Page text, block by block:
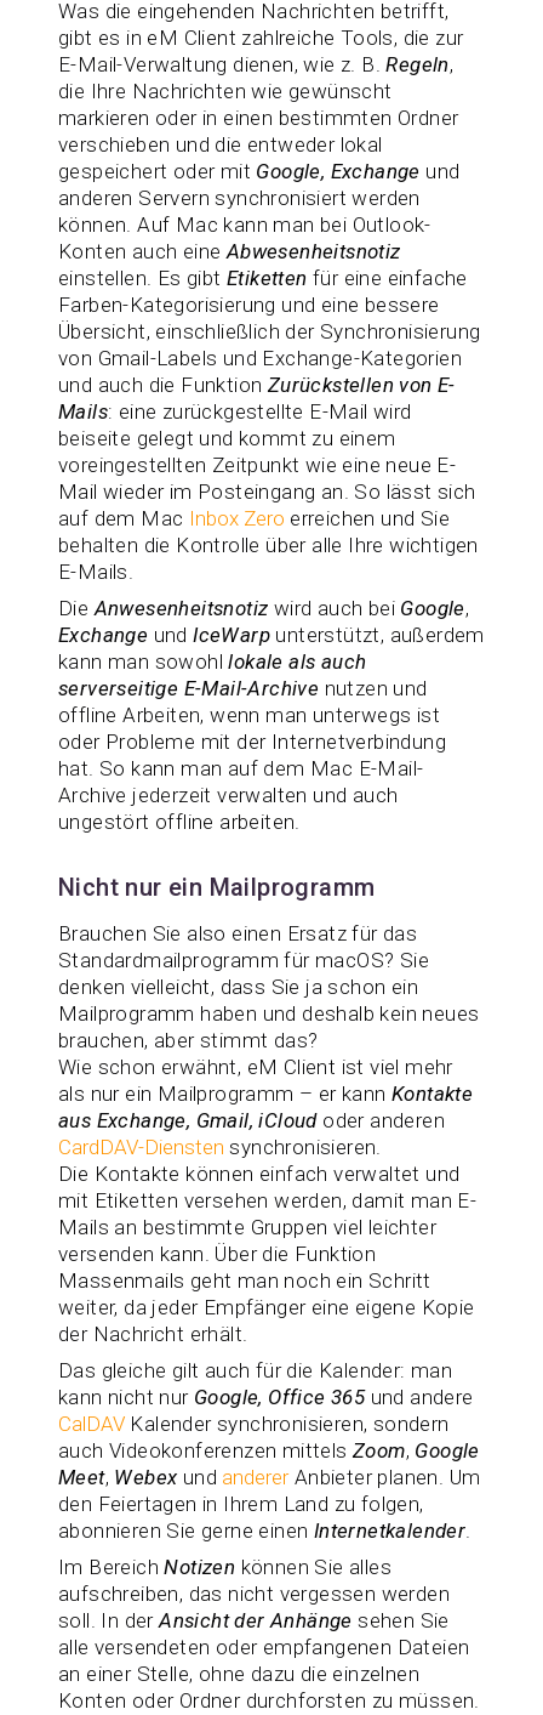
Was die eingehenden Nachrichten betrifft,
gibt es in eM Client zahlreiche Tools, die zur
E-Mail-Verwaltung dienen, wie z. B.Regeln,
die Ihre Nachrichten wie gewünscht
markieren oder in einen bestimmten Ordner
verschieben und die entweder lokal
gespeichert oder mit Google, Exchange und
anderen Servern synchronisiert werden
können. Auf Mac kann man bei Outlook-
Konten auch eineAbwesenheitsnotiz
einstellen. Es gibt Etiketten für eine einfache
Farben-Kategorisierung und eine bessere
Übersicht, einschließlich der Synchronisierung
von Gmail-Labels und Exchange-Kategorien
und auch die Funktion Zurückstellen von E-
Mails: eine zurückgestellte E-Mail wird
beiseite gelegt und kommt zu einem
voreingestellten Zeitpunkt wie eine neue E-
Mail wieder im Posteingang an. So lässt sich
auf dem Mac Inbox Zero erreichen und Sie
behalten die Kontrolle über alle Ihre wichtigen
E-Mails.
DieAnwesenheitsnotiz wird auch bei Google,
Exchange undIceWarp unterstützt, außerdem
kann man sowohllokale als auch
serverseitige E-Mail-Archive nutzen und
offline Arbeiten, wenn man unterwegs ist
oder Probleme mit der Internetverbindung
hat. So kann man auf dem Mac E-Mail-
Archive jederzeit verwalten und auch
ungestört offline arbeiten.
Nicht nur ein Mailprogramm
Brauchen Sie also einen Ersatz für das
Standardmailprogramm für macOS? Sie
denken vielleicht, dass Sie ja schon ein
Mailprogramm haben und deshalb kein neues
brauchen, aber stimmt das?
Wie schon erwähnt, eM Client ist viel mehr
als nur ein Mailprogramm – er kann Kontakte
aus Exchange, Gmail, iCloudoder anderen
CardDAV-Diensten synchronisieren.
Die Kontakte können einfach verwaltet und
mit Etiketten versehen werden, damit man E-
Mails an bestimmte Gruppen viel leichter
versenden kann. Über die Funktion
Massenmails geht man noch ein Schritt
weiter, da jeder Empfänger eine eigene Kopie
der Nachricht erhält.
Das gleiche gilt auch für die Kalender: man
kann nicht nur Google, Office 365und andere
CalDAV Kalender synchronisieren, sondern
auch Videokonferenzen mittels Zoom, Google
Meet, Webex und andererAnbieter planen. Um
den Feiertagen in Ihrem Land zu folgen,
abonnieren Sie gerne einen Internetkalender.
Im BereichNotizen können Sie alles
aufschreiben, das nicht vergessen werden
soll. In derAnsicht der Anhänge sehen Sie
alle versendeten oder empfangenen Dateien
an einer Stelle, ohne dazu die einzelnen
Konten oder Ordner durchforsten zu müssen.